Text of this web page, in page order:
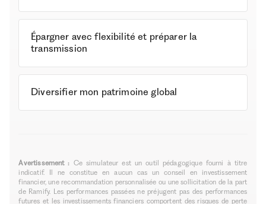
Épargner avec flexibilité et préparer la
transmission
Diversifier mon patrimoine global
Avertissement : Ce simulateur est un outil pédagogique fourni à titre
indicatif. Il ne constitue en aucun cas un conseil en investissement
financier, une recommandation personnalisée ou une sollicitation de la part
de Ramify. Les performances passées ne préjugent pas des performances
futures et les investissements financiers comportent des risques de perte